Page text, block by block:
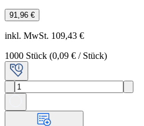
91,96 €
inkl. MwSt. 109,43 €
1000 Stück (0,09 € / Stück)